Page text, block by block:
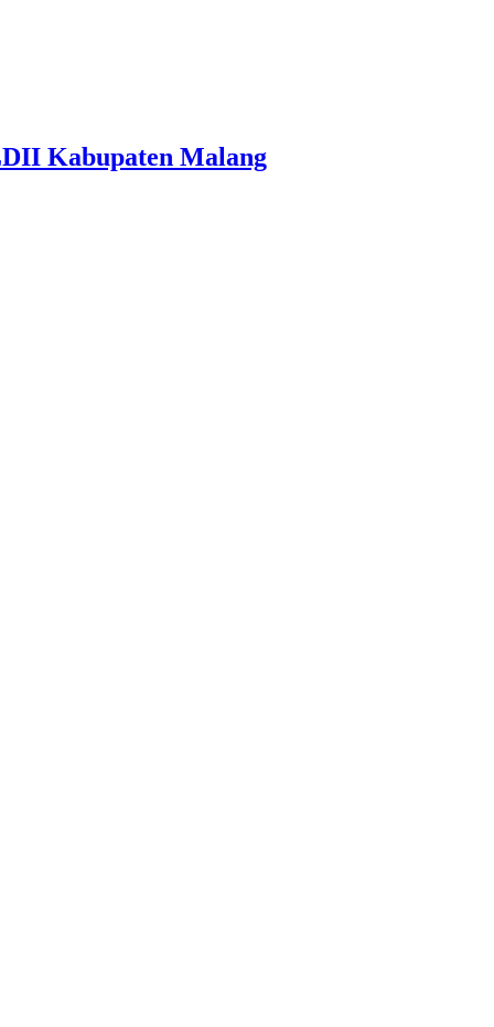
Kabupaten Malang